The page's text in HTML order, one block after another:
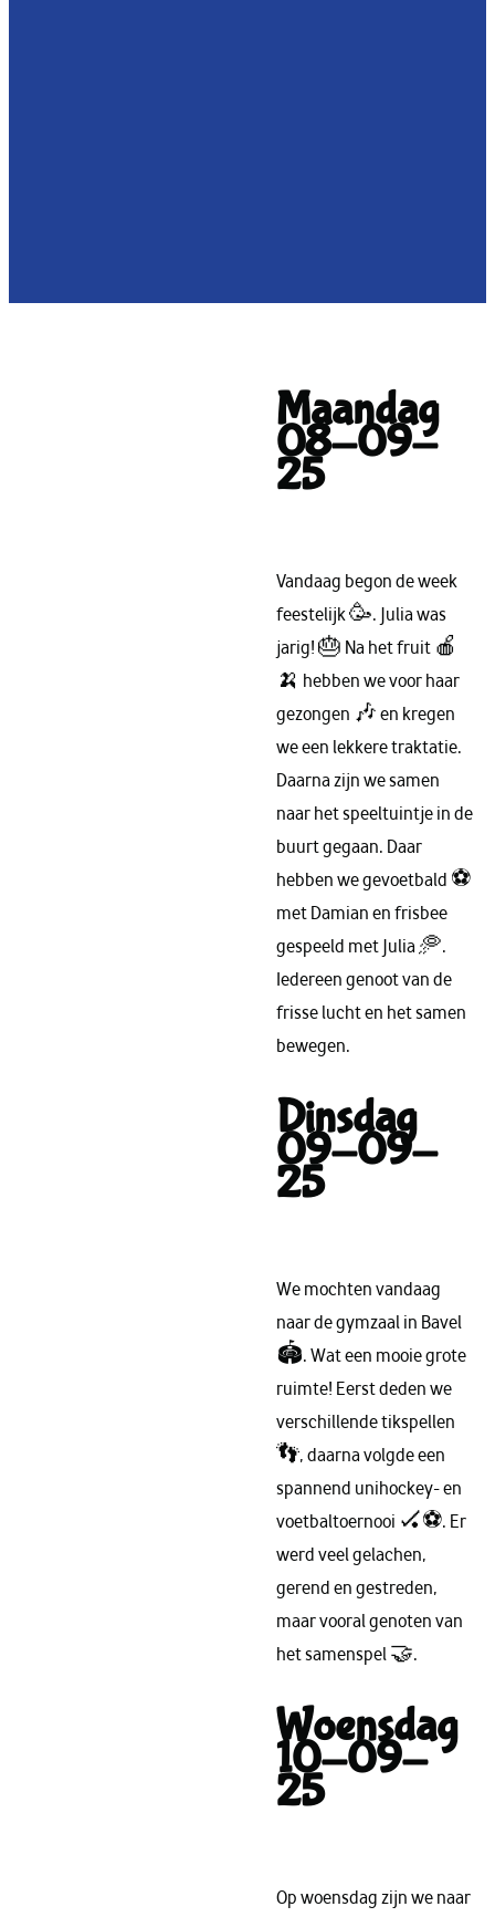
Maandag
08-09-
25
Vandaag begon de week
feestelijk 🥳. Julia was
jarig! 🎂 Na het fruit 🍎
🍌 hebben we voor haar
gezongen 🎶 en kregen
we een lekkere traktatie.
Daarna zijn we samen
naar het speeltuintje in de
buurt gegaan. Daar
hebben we gevoetbald ⚽
met Damian en frisbee
gespeeld met Julia 🥏.
Iedereen genoot van de
frisse lucht en het samen
bewegen.
Dinsdag
09-09-
25
We mochten vandaag
naar de gymzaal in Bavel
🏟️. Wat een mooie grote
ruimte! Eerst deden we
verschillende tikspellen
👣, daarna volgde een
spannend unihockey- en
voetbaltoernooi 🏑⚽. Er
werd veel gelachen,
gerend en gestreden,
maar vooral genoten van
het samenspel 🤝.
Woensdag
10-09-
25
Op woensdag zijn we naar